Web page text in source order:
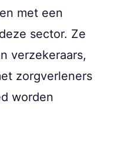
met een
sector. Ze
verzekeraars,
zorgverleners
worden